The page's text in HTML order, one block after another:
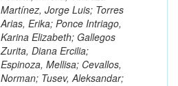
Martínez, Jorge Luis; Torres
Arias, Erika; Ponce Intriago,
Karina Elizabeth; Gallegos
Zurita, Diana Ercilia;
Espinoza, Mellisa; Cevallos,
Norman; Tusev, Aleksandar;